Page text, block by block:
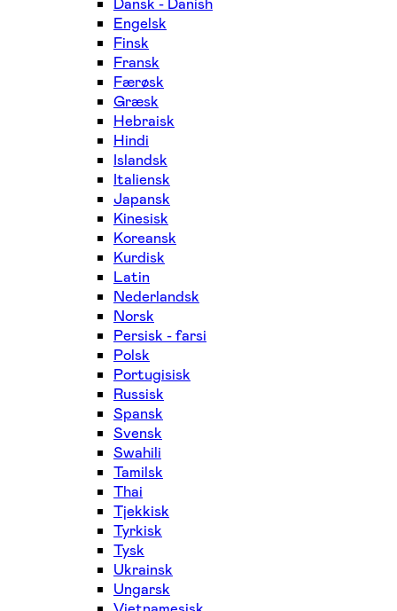
Engelsk
Finsk
Fransk
Færøsk
Græsk
Hebraisk
Hindi
Islandsk
Italiensk
Japansk
Kinesisk
Koreansk
Kurdisk
Latin
Nederlandsk
Norsk
Persisk - farsi
Polsk
Portugisisk
Russisk
Spansk
Svensk
Swahili
Tamilsk
Thai
Tjekkisk
Tyrkisk
Tysk
Ukrainsk
Ungarsk